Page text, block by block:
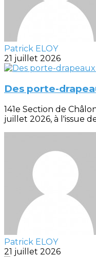
Patrick ELOY
21 juillet 2026
Des porte-
141e Section de
juillet 2026, à l'issue
Patrick ELOY
21 juillet 2026